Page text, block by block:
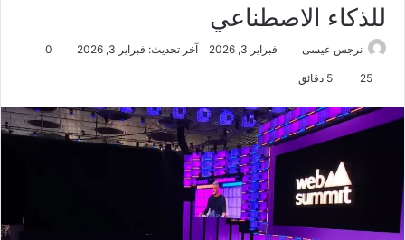
للذكاء الاصطناعي
نرجس عيسى فبراير 3, 2026 آخر تحديث: فبراير 3, 2026 0
25